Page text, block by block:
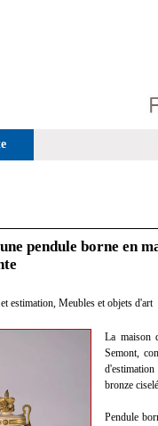
pendule borne en
estimation, Meubles et objets d'art
La maison
Semont,
bronze
Pendule